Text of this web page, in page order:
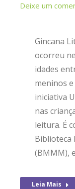
Deixe um
Gincana
ocorreu
idades
meninos
iniciativa
nas
leitura. É
Biblioteca
(BMMM),
Leia Mais